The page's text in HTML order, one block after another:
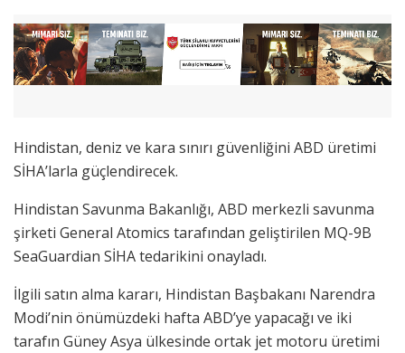
Hindistan, deniz ve kara sınırı güvenliğini ABD üretimi
SİHA’larla güçlendirecek.
Hindistan Savunma Bakanlığı, ABD merkezli savunma
şirketi General Atomics tarafından geliştirilen MQ-9B
SeaGuardian SİHA tedarikini onayladı.
İlgili satın alma kararı, Hindistan Başbakanı Narendra
Modi’nin önümüzdeki hafta ABD’ye yapacağı ve iki
tarafın Güney Asya ülkesinde ortak jet motoru üretimi